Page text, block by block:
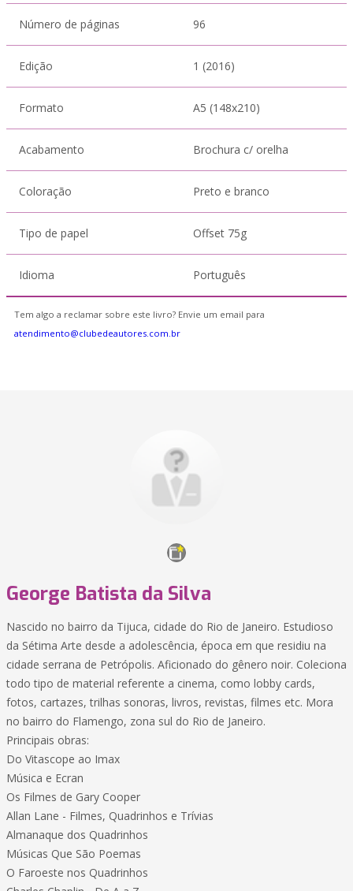
Número de páginas 96
Edição 1 (2016)
Formato A5 (148x210)
Acabamento Brochura c/ orelha
Coloração Preto e branco
Tipo de papel Offset 75g
Idioma Português
Tem algo a reclamar sobre este livro? Envie um email para
atendimento@clubedeautores.com.br
George Batista da Silva
Nascido no bairro da Tijuca, cidade do Rio de Janeiro. Estudioso
da Sétima Arte desde a adolescência, época em que residiu na
cidade serrana de Petrópolis. Aficionado do gênero noir. Coleciona
todo tipo de material referente a cinema, como lobby cards,
fotos, cartazes, trilhas sonoras, livros, revistas, filmes etc. Mora
no bairro do Flamengo, zona sul do Rio de Janeiro.
Principais obras:
Do Vitascope ao Imax
Música e Ecran
Os Filmes de Gary Cooper
Allan Lane - Filmes, Quadrinhos e Trívias
Almanaque dos Quadrinhos
Músicas Que São Poemas
O Faroeste nos Quadrinhos